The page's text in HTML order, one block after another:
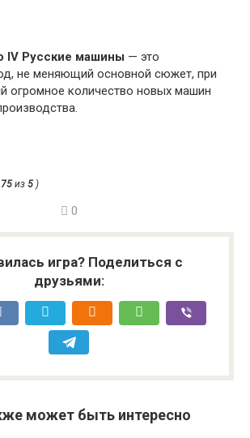
IV Русские машины — это
не меняющий основной сюжет, при
огромное количество новых машин
из 5 )
0
игра? Поделиться с
друзьями:
может быть интересно